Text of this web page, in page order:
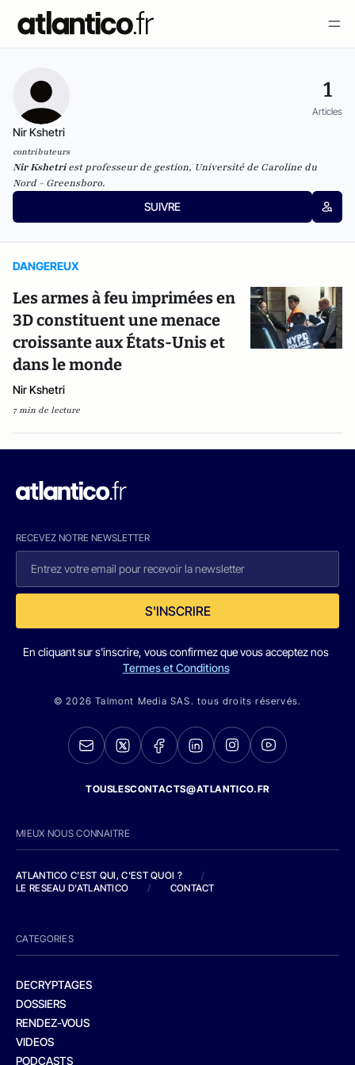
1
Articles
Nir Kshetri
contributeurs
Nir Kshetriest professeur de gestion, Université de Caroline du
Nord - Greensboro.
SUIVRE
DANGEREUX
Les armes à feu imprimées en
3D constituent une menace
croissante aux États-Unis et
dans le monde
Nir Kshetri
7 min de lecture
RECEVEZ NOTRE NEWSLETTER
S'INSCRIRE
En cliquant sur s'inscrire, vous confirmez que vous acceptez nos
Termes et Conditions
© 2026 Talmont Media SAS. tous droits réservés.
TOUSLESCONTACTS@ATLANTICO.FR
MIEUX NOUS CONNAITRE
ATLANTICO C'EST QUI, C'EST QUOI ?
/
LE RESEAU D'ATLANTICO
/ CONTACT
CATEGORIES
DECRYPTAGES
DOSSIERS
RENDEZ-VOUS
VIDEOS
PODCASTS